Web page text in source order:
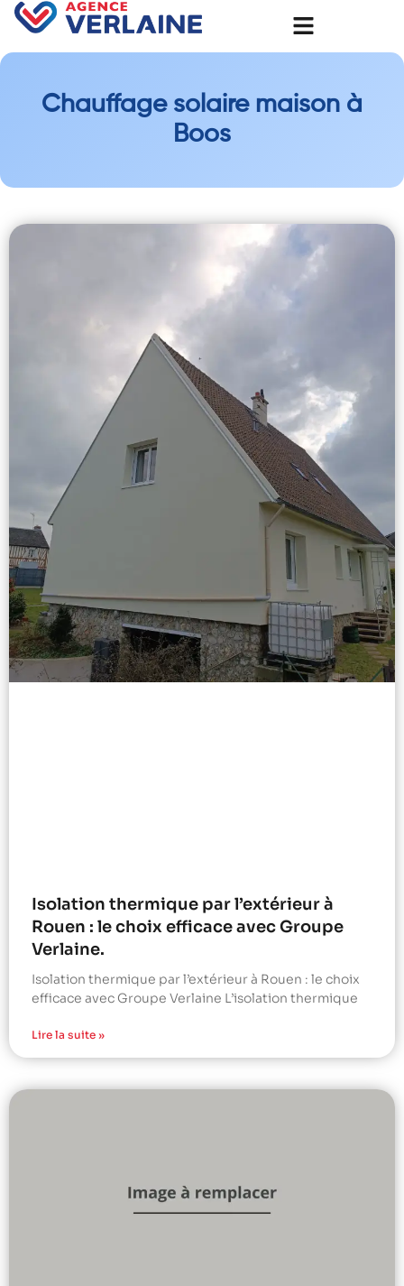
Chauffage solaire maison à
Boos
Isolation thermique par l’extérieur à
Rouen : le choix efficace avec Groupe
Verlaine.
Isolation thermique par l’extérieur à Rouen : le choix
efficace avec Groupe Verlaine L’isolation thermique
Lire la suite »